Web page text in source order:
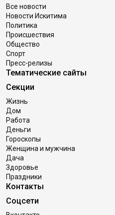
Все новости
Новости Искитима
Политика
Происшествия
Общество
Спорт
Пресс-релизы
Тематические сайты
Секции
Жизнь
Дом
Работа
Деньги
Гороскопы
Женщина и мужчина
Дача
Здоровье
Праздники
Контакты
Соцсети